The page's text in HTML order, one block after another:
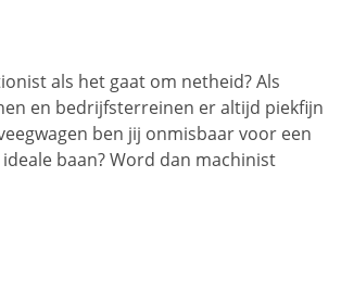
als het gaat om netheid? Als
en bedrijfsterreinen er altijd piekfijn
ben jij onmisbaar voor een
baan? Word dan machinist